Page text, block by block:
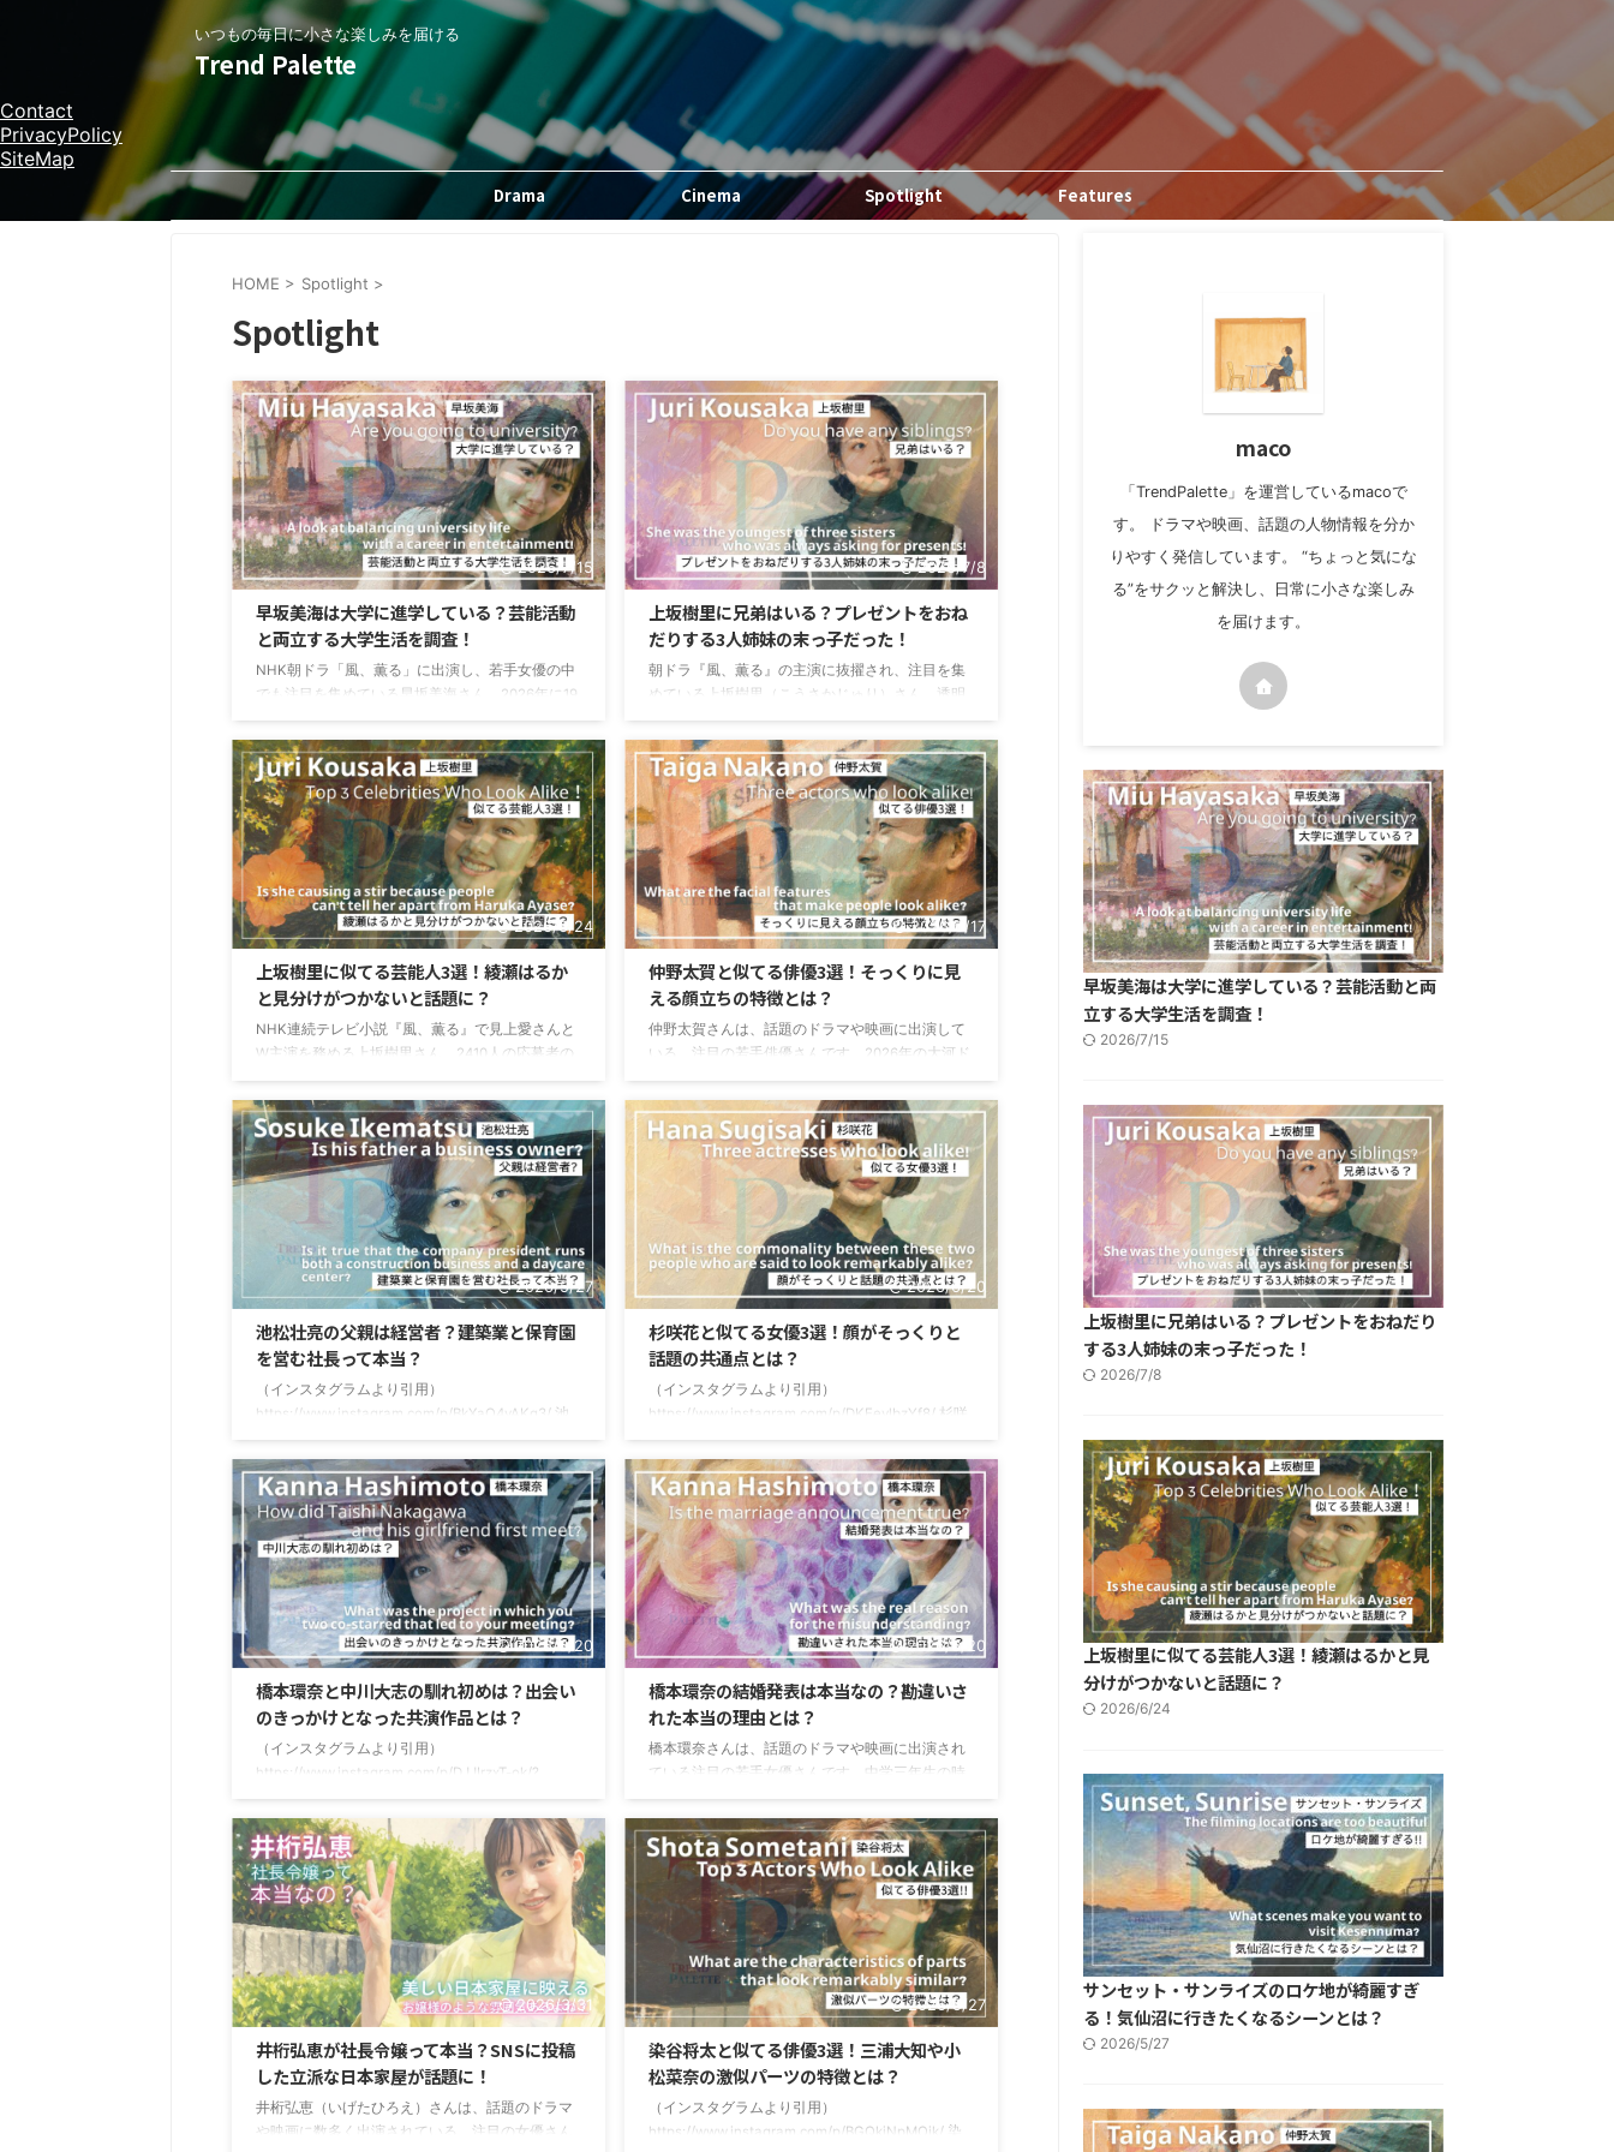
いつもの毎日に小さな楽しみを届ける
Trend Palette
Contact
PrivacyPolicy
SiteMap
Drama Cinema Spotlight Features
HOME > Spotlight >
Spotlight
2026/7/15
早坂美海は大学に進学している？芸能活動
と両立する大学生活を調査！
NHK朝ドラ「風、薫る」に出演し、若手女優の中
でも注目を集めている早坂美海さん。2026年に19
場を広げていますよね。そんな早坂美海さんです
が、「大学に進学しているのかな？」「芸能活動
と両立できているのかな？」と気になっている方
も多いのではないでしょうか。この記事では、早
坂美海さんの大学進学や現在のキャンパスライフ
について調査していきます。最後まで読んでいた
だけるとうれしいです。 目次 早坂美海は大学に進
学している？ https://twitter.com/SD ...
2026/7/8
上坂樹里に兄弟はいる？プレゼントをおね
だりする3人姉妹の末っ子だった！
朝ドラ『風、薫る』の主演に抜擢され、注目を集
めている上坂樹里（こうさかじゅり）さん。透明
マやCMなどで見かける機会も増えていますよね。
そんな上坂樹里さんですが、「兄弟はいるのか
な？」「どんな家族の中で育ったんだろう？」と
気になっている方も多いのではないでしょうか。
実は、上坂樹里さんは3人姉妹の末っ子で、家族仲
の良さが伝わるエピソードも明かしています。そ
こでこの記事では、上坂樹里さんに兄弟はいるの
か、3人姉妹の末っ子として育った家族エピソード
についても紹介していき ...
2026/6/24
上坂樹里に似てる芸能人3選！綾瀬はるか
と見分けがつかないと話題に？
NHK連続テレビ小説『風、薫る』で見上愛さんと
W主演を務める上坂樹里さん。2410人の応募者の
ンに抜てきされたことでも話題になりました。そ
んな上坂樹里さんを見て「誰かに似ている気がす
る」と思った方も多いのではないでしょうか。
SNSでも「綾瀬はるかさんに似てる！」「若い頃
の仲間由紀恵さんみたい！」といった声が見られ
ます。 この記事では、上坂樹里さんに似てる芸能
人3人を調査してみました！綾瀬はるかさんに似て
いると言われる理由についても紹介しているの
で、最後まで読んで ...
2026/6/17
仲野太賀と似てる俳優3選！そっくりに見
える顔立ちの特徴とは？
仲野太賀さんは、話題のドラマや映画に出演して
いる、注目の若手俳優さんです。2026年の大河ド
注目が集まっています。テレビでもよく見かける
俳優さんですよね。そんな彼を見ていると「誰か
と似てるよね？」「似てる俳優って誰だろう？」
と気になりませんか？僕は彼を見るたびに思って
いました。（笑）こちらの記事では、仲野太賀さ
んと似てる俳優3名と似ている特徴を探っていきた
いと思います。最後まで読んでいただけると嬉し
いです。 https://sekaideichiban.com/ ...
2026/5/27
池松壮亮の父親は経営者？建築業と保育園
を営む社長って本当？
（インスタグラムより引用）
https://www.instagram.com/p/BkXaO4vAKg3/ 池
マや映画に出演されている、注目の若手俳優さん
です。2026年の大河ドラマ「豊臣兄弟！」で、豊
臣秀吉役に抜擢され、その演技力に注目が集まっ
ています。池松壮亮さんは、10歳の頃から芸能活
動を開始し、劇団四季ミュージカル「ライオン・
キング」で俳優デビューされています。当時は野
球に夢中になっていた彼ですが、「野球カード買
ってあげるから」という父親の言葉につられて ...
2026/6/20
杉咲花と似てる女優3選！顔がそっくりと
話題の共通点とは？
（インスタグラムより引用）
https://www.instagram.com/p/DKEevlbzYf8/ 杉咲
に出演されている、注目の若手女優さんです。CM
にも多数出演されており、飾らない自然体の美し
さで人気を集めています。テレビでもよく見かけ
る杉咲花さん。「誰かに似てるよね？」「似てる
女優って誰だっけ？」と気になっている方も多い
と思います。僕はいつもなっています。（笑）こ
ちらの記事では、杉咲花さんと似てる女優３名
と、似てる共通点について探っていきたいと思い
ま ...
2026/6/20
橋本環奈と中川大志の馴れ初めは？出会い
のきっかけとなった共演作品とは？
（インスタグラムより引用）
https://www.instagram.com/p/DJJIrzxT-ok/?
マや映画に出演されている注目の若手女優さんで
す。中学三年生の時に、SNSへ投稿した写真が
「奇跡の一枚」として、1000年に一人の逸材と注
目を集めました。彼女は、NHK朝ドラヒロインや
コメディ映画など、様々な役柄の演技が注目され
ていますよね。そんな彼女ですが、俳優の中川大
志さんとの熱愛報道があり、結婚間近なのでは？
と話題になっていま ...
2026/6/20
橋本環奈の結婚発表は本当なの？勘違いさ
れた本当の理由とは？
橋本環奈さんは、話題のドラマや映画に出演され
ている注目の若手女優さんです。中学三年生の時
て、1000年に一人の逸材と注目を集めました。彼
女は、NHK朝ドラヒロインやコメディ映画など、
様々な役柄の演技が注目されていますよね。そん
な彼女ですが、俳優の中川大志さんとの熱愛報道
があり、結婚間近なのでは？と話題になりまし
た。インターネットニュースでも「結婚発表」と
いうキーワードで注目されているようです。橋本
環奈さんの「結婚発表」は本当なのでしょうか？
そのように気になる方も ...
2026/3/31
井桁弘恵が社長令嬢って本当？SNSに投稿
した立派な日本家屋が話題に！
井桁弘恵（いげたひろえ）さんは、話題のドラマ
や映画に数多く出演されている、注目の女優さん
2026/5/27
染谷将太と似てる俳優3選！三浦大知や小
松菜奈の激似パーツの特徴とは？
（インスタグラムより引用）
https://www.instagram.com/p/BGQkjNpMOjk/ 染
maco
「TrendPalette」を運営しているmacoで
す。 ドラマや映画、話題の人物情報を分か
りやすく発信しています。 “ちょっと気にな
る”をサクッと解決し、日常に小さな楽しみ
を届けます。
早坂美海は大学に進学している？芸能活動と両
立する大学生活を調査！
2026/7/15
上坂樹里に兄弟はいる？プレゼントをおねだり
する3人姉妹の末っ子だった！
2026/7/8
上坂樹里に似てる芸能人3選！綾瀬はるかと見
分けがつかないと話題に？
2026/6/24
サンセット・サンライズのロケ地が綺麗すぎ
る！気仙沼に行きたくなるシーンとは？
2026/5/27